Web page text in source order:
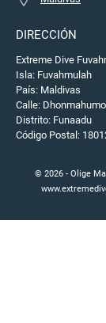
DIRECCIÓN
Extreme Dive
Isla: Fuvahmulah
País: Maldivas
Calle:
Distrito: Funaadu
Código Postal:
© 2026 - Olige